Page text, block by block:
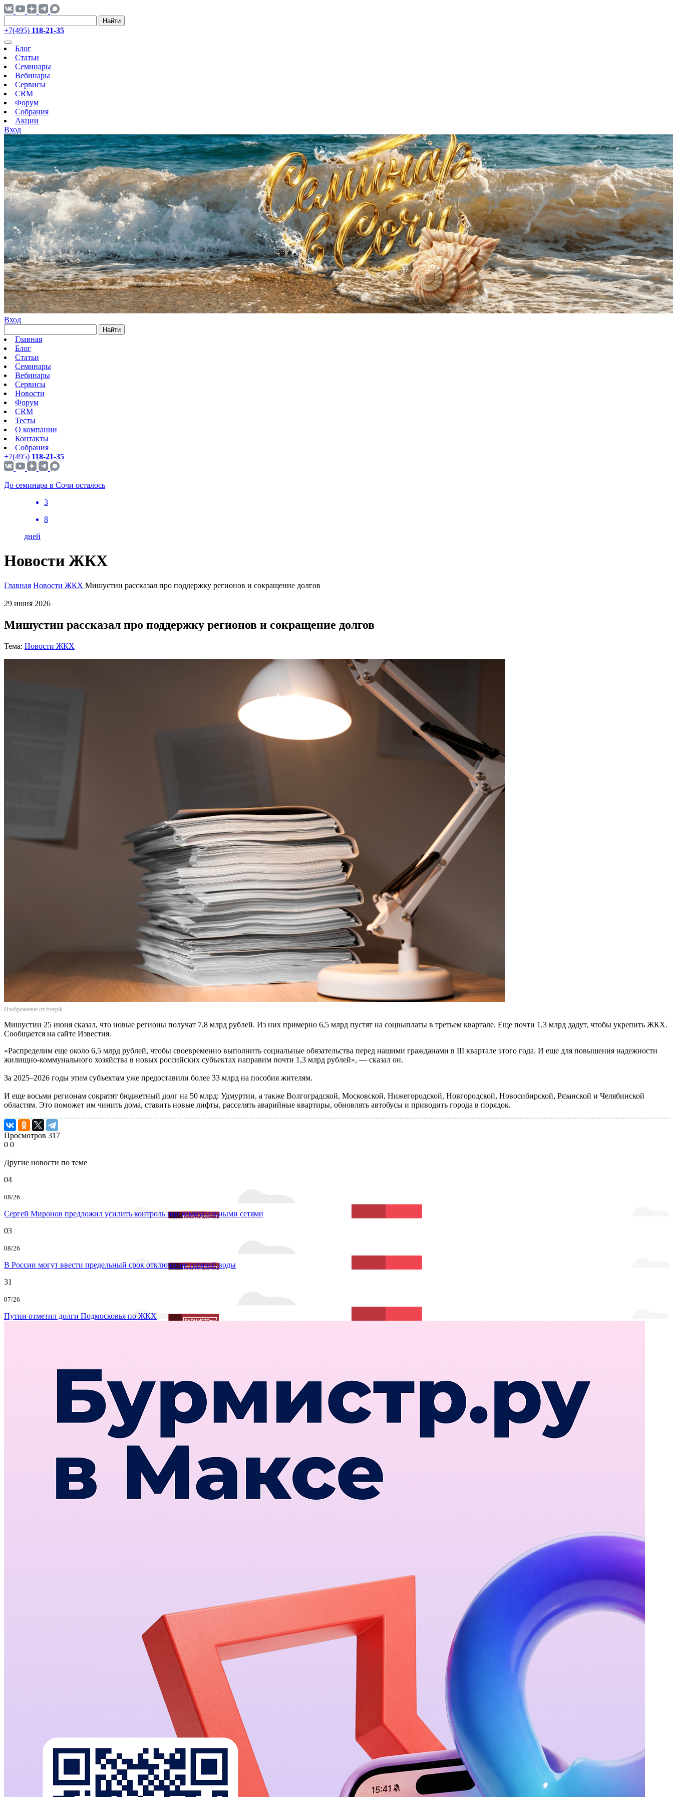
Найти
+7(495) 118-21-35
Блог
Статьи
Семинары
Вебинары
Сервисы
CRM
Форум
Собрания
Акции
Вход
Вход
Найти
Главная
Блог
Статьи
Семинары
Вебинары
Сервисы
Новости
Форум
CRM
Тесты
О компании
Контакты
Собрания
+7(495) 118-21-35
До семинара в Сочи осталось
3
8
дней
Новости ЖКХ
Главная Новости ЖКХ Мишустин рассказал про поддержку регионов и сокращение долгов
29 июня 2026
Мишустин рассказал про поддержку регионов и сокращение долгов
Тема: Новости ЖКХ
Изображение от freepik
Мишустин 25 июня сказал, что новые регионы получат 7,8 млрд рублей. Из них примерно 6,5 млрд пустят на соцвыплаты в третьем квартале. Еще почти 1,3 млрд дадут, чтобы укрепить ЖКХ.
Сообщается на сайте Известия.
«Распределим еще около 6,5 млрд рублей, чтобы своевременно выполнить социальные обязательства перед нашими гражданами в III квартале этого года. И еще для повышения надежности
жилищно-коммунального хозяйства в новых российских субъектах направим почти 1,3 млрд рублей», — сказал он.
За 2025–2026 годы этим субъектам уже предоставили более 33 млрд на пособия жителям.
И еще восьми регионам сократят бюджетный долг на 50 млрд: Удмуртии, а также Волгоградской, Московской, Нижегородской, Новгородской, Новосибирской, Рязанской и Челябинской
областям. Это поможет им чинить дома, ставить новые лифты, расселять аварийные квартиры, обновлять автобусы и приводить города в порядок.
Просмотров 317
0 0
Другие новости по теме
04
08/26
Сергей Миронов предложил усилить контроль над коммунальными сетями
03
08/26
В России могут ввести предельный срок отключение горячей воды
31
07/26
Путин отметил долги Подмосковья по ЖКХ